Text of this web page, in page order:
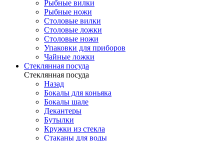
Рыбные вилки
Рыбные ножи
Столовые вилки
Столовые ложки
Столовые ножи
Упаковки для приборов
Чайные ложки
Стеклянная посуда
Стеклянная посуда
Назад
Бокалы для коньяка
Бокалы шале
Декантеры
Бутылки
Кружки из стекла
Стаканы для воды